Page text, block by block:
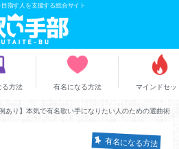
指す人を支援する総合サイト
る方法 有名になる方法 マインドセッ
例あり】本気で有名歌い手になりたい人のための選曲術
有名になる方法